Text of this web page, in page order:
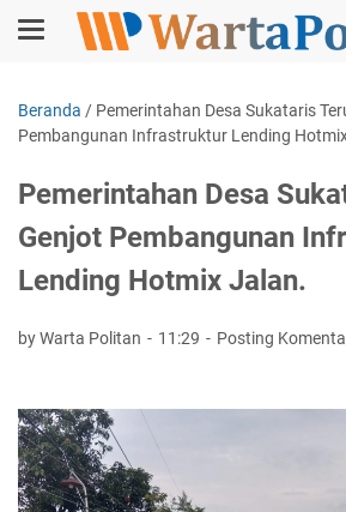
Beranda / Pemerintahan Desa Sukataris
Pembangunan Infrastruktur Lending
Pemerintahan Desa
Genjot Pembangunan
Lending Hotmix Jalan.
by Warta Politan 11:29 Posting